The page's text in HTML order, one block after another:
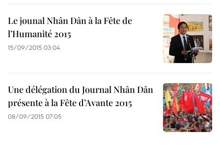
Le jounal Nhân Dân à la Fête de
l’Humanité 2015
15/09/2015 03:04
Une délégation du Journal Nhân Dân
présente à la Fête d’Avante 2015
08/09/2015 07:05